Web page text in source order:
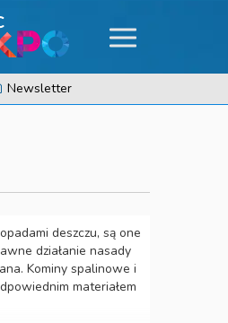
Newsletter
deszczu, są one
działanie nasady
Kominy spalinowe i
materiałem